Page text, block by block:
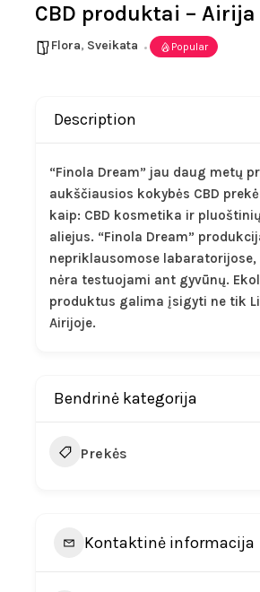
CBD produktai – Airija
Flora, Sveikata Popular
Description
“Finola Dream” jau daug metų
aukščiausios kokybės CBD
kaip: CBD kosmetika ir
aliejus. “Finola Dream”
nepriklausomose
nėra testuojami ant gyvūnų.
produktus galima įsigyti ne tik
Airijoje.
Bendrinė kategorija
Prekės
Kontaktinė informacija